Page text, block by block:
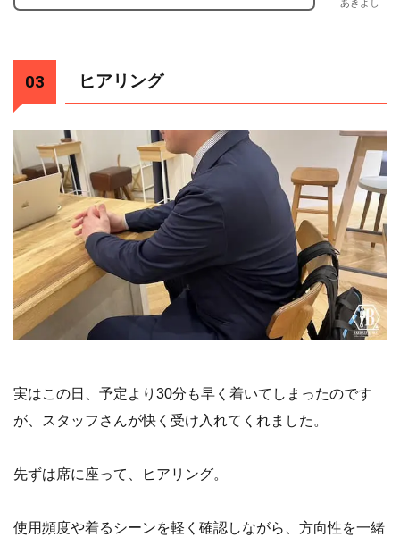
あきよし
ヒアリング
実はこの日、予定より30分も早く着いてしまったのです
が、スタッフさんが快く受け入れてくれました。
先ずは席に座って、ヒアリング。
使用頻度や着るシーンを軽く確認しながら、方向性を一緒